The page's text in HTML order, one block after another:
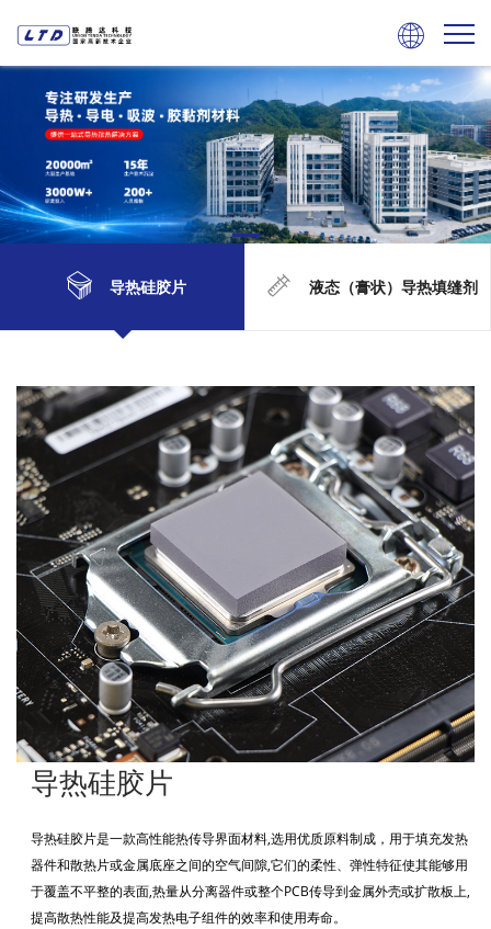

导热硅胶片 液态（膏状）导热填缝剂
导热硅胶片
导热硅胶片是一款高性能热传导界面材料,选用优质原料制成，用于填充发热
器件和散热片或金属底座之间的空气间隙,它们的柔性、弹性特征使其能够用
于覆盖不平整的表面,热量从分离器件或整个PCB传导到金属外壳或扩散板上,
提高散热性能及提高发热电子组件的效率和使用寿命。
液态（膏状）导热填缝剂
导热陶瓷片/散热片
绝缘导热矽胶制品
其它导热绝缘材料